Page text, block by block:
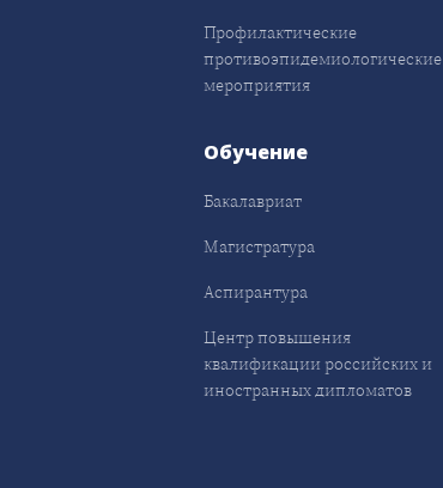
Профилактические
противоэпидемиологические
мероприятия
Обучение
Бакалавриат
Магистратура
Аспирантура
Центр повышения
квалификации российских и
иностранных дипломатов